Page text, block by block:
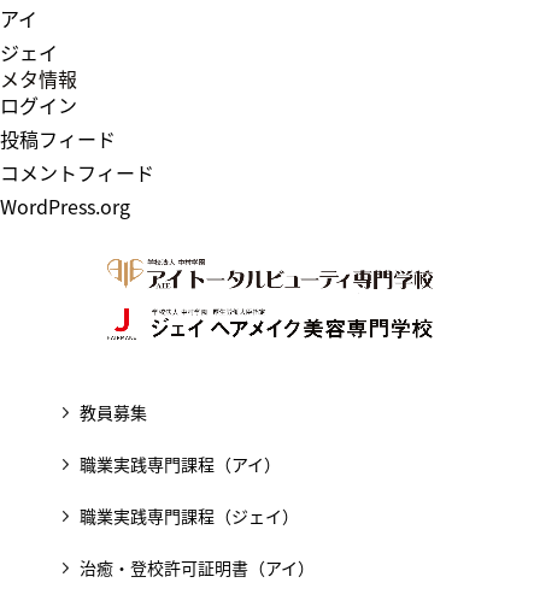
アイ
ジェイ
メタ情報
ログイン
投稿フィード
コメントフィード
WordPress.org
教員募集
職業実践専門課程（アイ）
職業実践専門課程（ジェイ）
治癒・登校許可証明書（アイ）